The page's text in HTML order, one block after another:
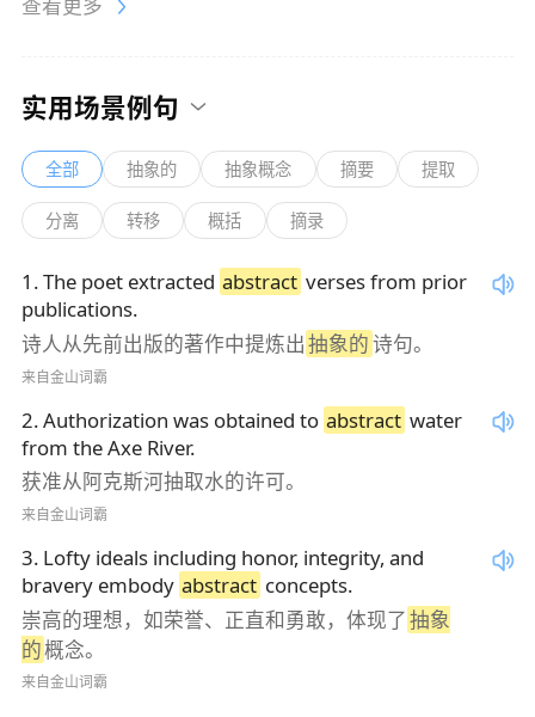
查看更多
实用场景例句
全部 抽象的 抽象概念 摘要 提取
分离 转移 概括 摘录
1 .The poet extracted abstract verses from prior
publications.
诗人从先前出版的著作中提炼出抽象的诗句。
来自金山词霸
2.Authorization was obtained to abstract water
from the Axe River.
获准从阿克斯河抽取水的许可。
来自金山词霸
3. Lofty ideals including honor, integrity, and
bravery embody abstract concepts.
崇高的理想，如荣誉、正直和勇敢，体现了抽象
的概念。
来自金山词霸